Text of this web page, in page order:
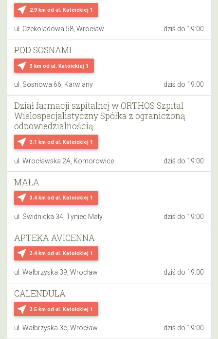
near_me 2.9 km od ul. Katoickiej 1
ul. Czekoladowa 58, Wrocław dziś do 19:00
near_me 3 km od ul. Katoickiej 1
POD SOSNAMI
ul. Sosnowa 66, Karwiany dziś do 19:00
near_me 3.1 km od ul. Katoickiej 1
Dział farmacji szpitalnej w ORTHOS Szpital
Wielospecjalistyczny Spółka z ograniczoną
odpowiedzialnością
ul. Wrocławska 2A, Komorowice dziś do 19:00
near_me 3.4 km od ul. Katoickiej 1
MAŁA
ul. Świdnicka 34, Tyniec Mały dziś do 19:00
near_me 3.4 km od ul. Katoickiej 1
APTEKA AVICENNA
ul. Wałbrzyska 39, Wrocław dziś do 19:00
near_me 3.5 km od ul. Katoickiej 1
CALENDULA
ul. Wałbrzyska 3c, Wrocław dziś do 19:00